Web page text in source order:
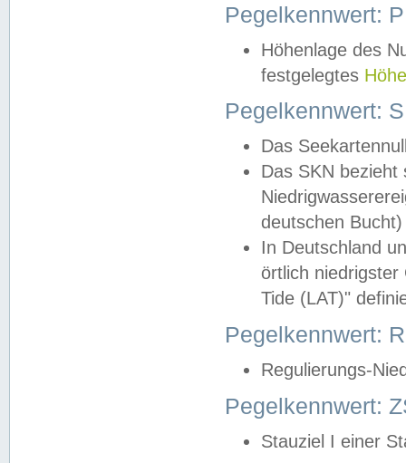
Pegelkennwert:
Höhenlage des
festgelegtes
Pegelkennwert:
Das
Das SKN
deutschen
In Deutschland
örtlich
Tide (LAT)"
Pegelkennwert:
Regulierungs-
Pegelkennwert:
Stauziel I einer